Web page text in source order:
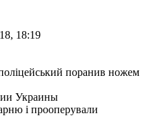
18:19
Украины
і прооперували